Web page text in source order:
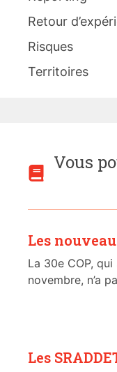
Retour
Risques
Territoires
Vous
Les
La 30e COP, qui
novembre, n’a
Les